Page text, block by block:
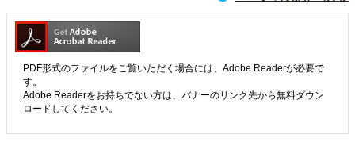
PDF形式のファイルをご覧いただく場合には、Adobe Readerが必要で
す。
Adobe Readerをお持ちでない方は、バナーのリンク先から無料ダウン
ロードしてください。